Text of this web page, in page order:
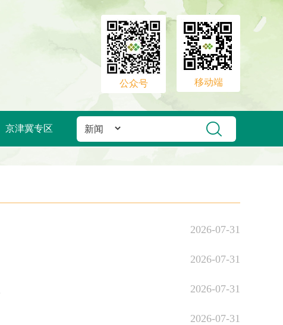
公众号 移动端
京津冀专区
2026-07-31
2026-07-31
2026-07-31
2026-07-31